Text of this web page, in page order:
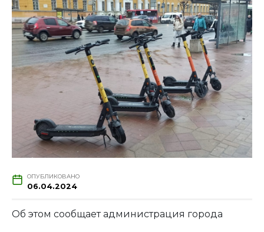
ОПУБЛИКОВАНО
06.04.2024
Об этом сообщает администрация города